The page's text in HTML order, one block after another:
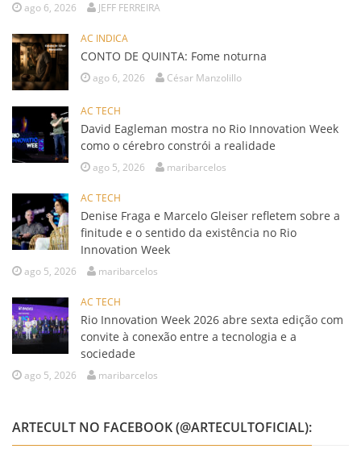
ago 6, 2026 JEFF FERREIRA
AC INDICA
CONTO DE QUINTA: Fome noturna
ago 6, 2026 César Manzolillo
AC TECH
David Eagleman mostra no Rio Innovation Week
como o cérebro constrói a realidade
ago 5, 2026 maribarcelos
AC TECH
Denise Fraga e Marcelo Gleiser refletem sobre a
finitude e o sentido da existência no Rio
Innovation Week
ago 5, 2026 maribarcelos
AC TECH
Rio Innovation Week 2026 abre sexta edição com
convite à conexão entre a tecnologia e a
sociedade
ago 5, 2026 maribarcelos
ARTECULT NO FACEBOOK (@ARTECULTOFICIAL):